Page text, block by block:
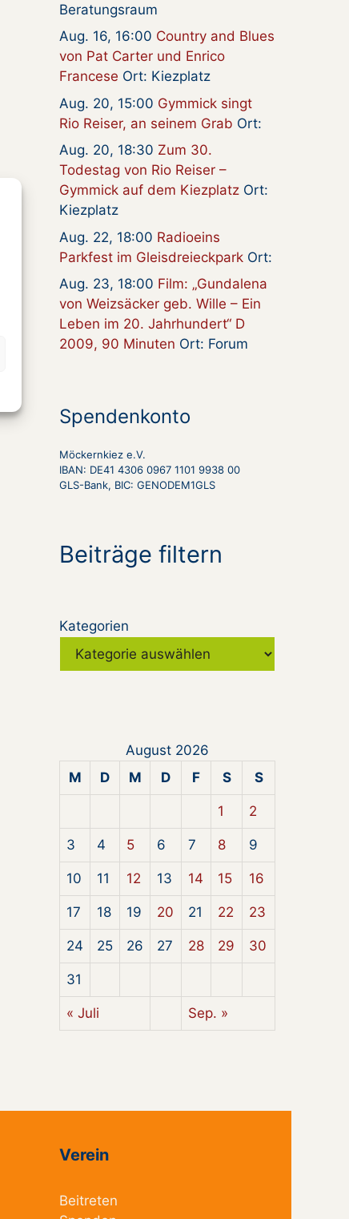
Beratungsraum
Aug. 16, 16:00 Country and Blues
von Pat Carter und Enrico
Francese Ort: Kiezplatz
Aug. 20, 15:00 Gymmick singt
Rio Reiser, an seinem Grab Ort:
Aug. 20, 18:30 Zum 30.
Todestag von Rio Reiser –
Gymmick auf dem Kiezplatz Ort:
Kiezplatz
Aug. 22, 18:00 Radioeins
Parkfest im Gleisdreieckpark Ort:
Aug. 23, 18:00 Film: „Gundalena
von Weizsäcker geb. Wille – Ein
Leben im 20. Jahrhundert“ D
2009, 90 Minuten Ort: Forum
Spendenkonto
Möckernkiez e.V.
IBAN: DE41 4306 0967 1101 9938 00
GLS-Bank, BIC: GENODEM1GLS
Beiträge filtern
Kategorien
August 2026
M
D M D F S S
1 2
3 4 5 6 7 8 9
10 11 12 13 14 15 16
17 18 19 20 21 22 23
24 25 26 27 28 29 30
31
« Juli Sep. »
Verein
Beitreten